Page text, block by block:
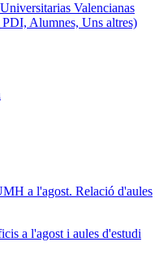
Valencianas
Alumnes, Uns altres)
a l'agost. Relació d'aules
a l'agost i aules d'estudi